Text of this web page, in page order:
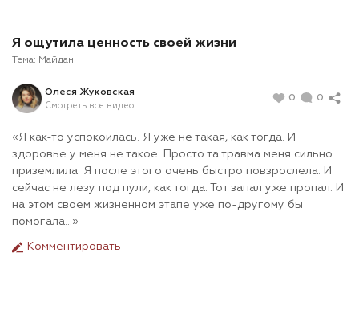
Я ощутила ценность своей жизни
Тема: Майдан
Олеся Жуковская
Смотреть все видео
0 0
«Я как-то успокоилась. Я уже не такая, как тогда. И
здоровье у меня не такое. Просто та травма меня сильно
приземлила. Я после этого очень быстро повзрослела. И
сейчас не лезу под пули, как тогда. Тот запал уже пропал. И
на этом своем жизненном этапе уже по-другому бы
помогала…»
Комментировать